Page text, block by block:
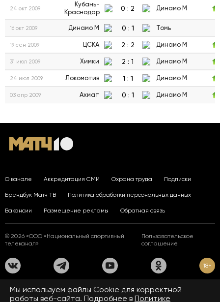
24 окт 2009
Кубань-
Краснодар
0 : 2 Динамо М
16 окт 2009 Динамо М 0 : 1 Томь
19 сен 2009 ЦСКА 2 : 2 Динамо М
31 июл 2009 Химки 2 : 1 Динамо М
24 июл 2009 Локомотив 1 : 1 Динамо М
03 апр 2009 Ахмат 0 : 1 Динамо М
О канале Аккредитация СМИ Охрана труда Подписки
Брендбук Матч ТВ Политика обработки персональных данных
Вакансии Размещение рекламы Обратная связь
© 2026 «ООО «Национальный спортивный
телеканал»
Пользовательское
соглашение
18+
На сайте применяются рекомендательные технологии. Подробнее
Правилах применения рекомендательных технологий.
Мы используем файлы Сookie для корректной
работы веб-сайта. Подробнее в Политике